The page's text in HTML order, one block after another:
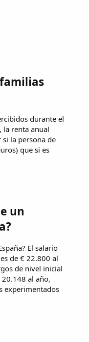
durante el
la renta anual
la persona de
que si es
un
El salario
de € 22.800 al
de nivel inicial
al año,
experimentados